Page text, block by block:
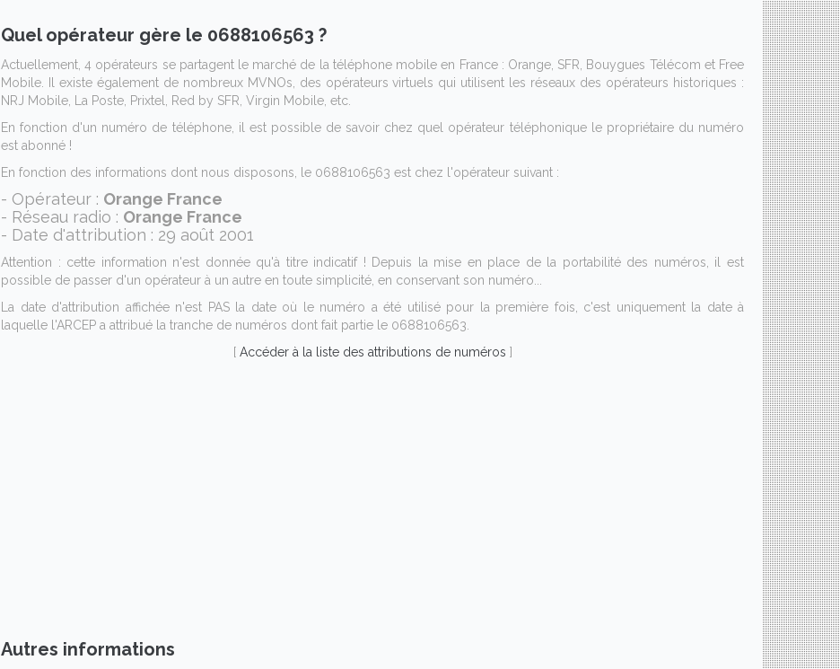
Quel opérateur gère le 0688106563 ?
Actuellement, 4 opérateurs se partagent le marché de la téléphone mobile en France : Orange, SFR, Bouygues Télécom et Free
Mobile. Il existe également de nombreux MVNOs, des opérateurs virtuels qui utilisent les réseaux des opérateurs historiques :
NRJ Mobile, La Poste, Prixtel, Red by SFR, Virgin Mobile, etc.
En fonction d'un numéro de téléphone, il est possible de savoir chez quel opérateur téléphonique le propriétaire du numéro
est abonné !
En fonction des informations dont nous disposons, le 0688106563 est chez l'opérateur suivant :
- Opérateur : Orange France
- Réseau radio : Orange France
- Date d'attribution : 29 août 2001
Attention : cette information n'est donnée qu'à titre indicatif ! Depuis la mise en place de la portabilité des numéros, il est
possible de passer d'un opérateur à un autre en toute simplicité, en conservant son numéro...
La date d'attribution affichée n'est PAS la date où le numéro a été utilisé pour la première fois, c'est uniquement la date à
laquelle l'ARCEP a attribué la tranche de numéros dont fait partie le 0688106563.
[ Accéder à la liste des attributions de numéros ]
Autres informations